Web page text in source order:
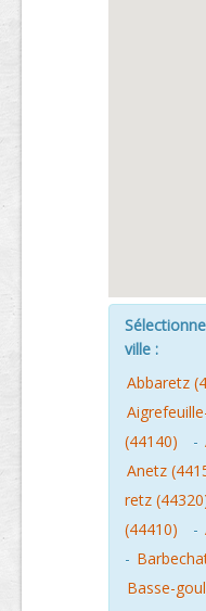
ville :
Abbaretz
(44140)
-
Anetz
retz
(44410)
-
-
Basse-